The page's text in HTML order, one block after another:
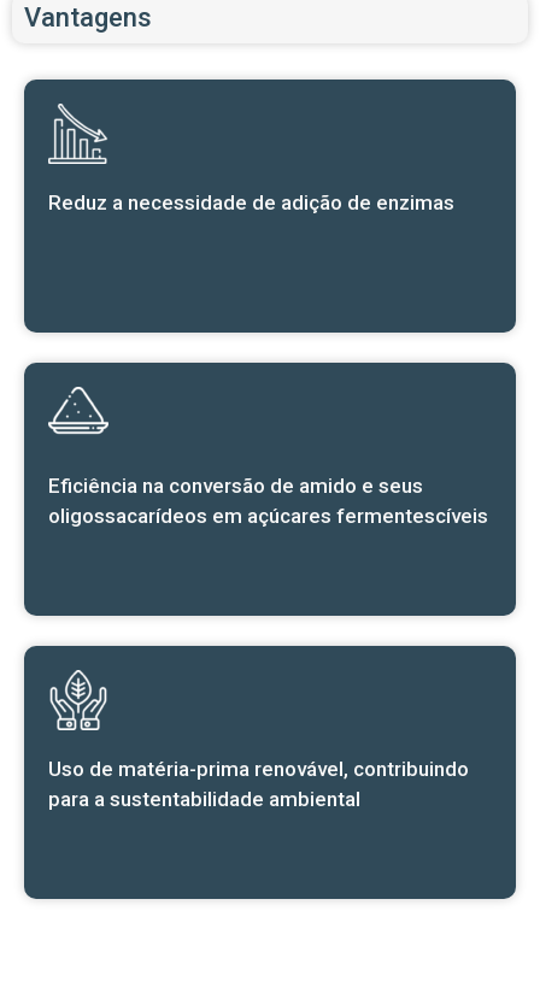
Vantagens
Reduz a necessidade de adição de enzimas
Eficiência na conversão de amido e seus
oligossacarídeos em açúcares fermentescíveis
Uso de matéria-prima renovável, contribuindo
para a sustentabilidade ambiental